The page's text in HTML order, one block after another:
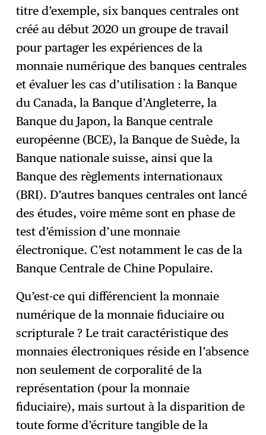
titre d’exemple, six banques centrales ont
créé au début 2020 un groupe de travail
pour partager les expériences de la
monnaie numérique des banques centrales
et évaluer les cas d’utilisation : la Banque
du Canada, la Banque d’Angleterre, la
Banque du Japon, la Banque centrale
européenne (BCE), la Banque de Suède, la
Banque nationale suisse, ainsi que la
Banque des règlements internationaux
(BRI). D’autres banques centrales ont lancé
des études, voire même sont en phase de
test d’émission d’une monnaie
électronique. C’est notamment le cas de la
Banque Centrale de Chine Populaire.
Qu’est-ce qui différencient la monnaie
numérique de la monnaie fiduciaire ou
scripturale ? Le trait caractéristique des
monnaies électroniques réside en l’absence
non seulement de corporalité de la
représentation (pour la monnaie
fiduciaire), mais surtout à la disparition de
toute forme d’écriture tangible de la